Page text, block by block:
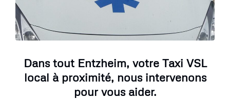
Dans tout Entzheim, votre Taxi VSL
local à proximité, nous intervenons
pour vous aider.